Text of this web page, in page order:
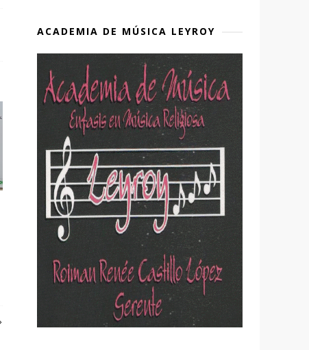
ACADEMIA DE MÚSICA LEYROY